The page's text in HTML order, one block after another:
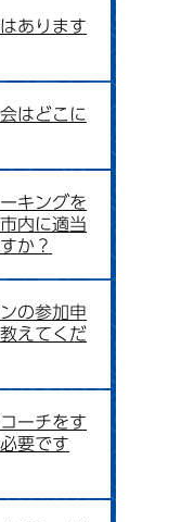
あります
はどこに
キングを
内に適当
か？
の参加申
えてくだ
ーチをす
要です